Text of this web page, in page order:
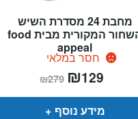
מחבת 24 מסדרת השיש
השחור המקורית מבית food
appeal
חסר במלאי
₪279 המחיר
המקורי
היה:
₪279.
₪129
הוא:
מידע נוסף